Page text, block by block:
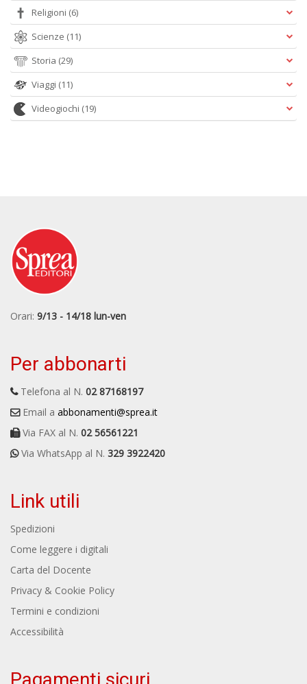
Religioni (6)
Scienze (11)
Storia (29)
Viaggi (11)
Videogiochi (19)
Orari: 9/13 - 14/18 lun-ven
Per abbonarti
Telefona al N. 02 87168197
Email a abbonamenti@sprea.it
Via FAX al N. 02 56561221
Via WhatsApp al N. 329 3922420
Link utili
Spedizioni
Come leggere i digitali
Carta del Docente
Privacy & Cookie Policy
Termini e condizioni
Accessibilità